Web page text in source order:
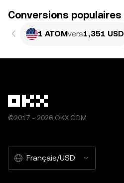
Conversions populaires
1 ATOMvers1,351 USD
©2017 - 2026 OKX.COM
Français/USD